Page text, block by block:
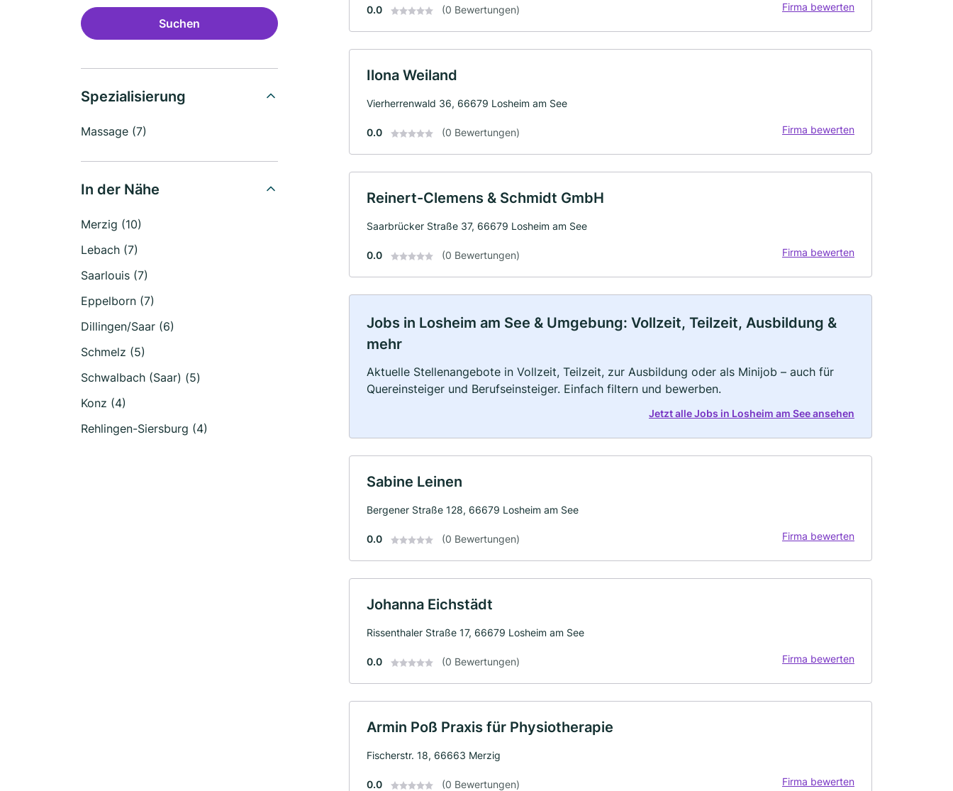
Suchen
Spezialisierung
Massage (7)
In der Nähe
Merzig (10)
Lebach (7)
Saarlouis (7)
Eppelborn (7)
Dillingen/Saar (6)
Schmelz (5)
Schwalbach (Saar) (5)
Konz (4)
Rehlingen-Siersburg (4)
0.0 (0 Bewertungen) Firma bewerten
Ilona Weiland
Vierherrenwald 36, 66679 Losheim am See
0.0 (0 Bewertungen) Firma bewerten
Reinert-Clemens & Schmidt GmbH
Saarbrücker Straße 37, 66679 Losheim am See
0.0 (0 Bewertungen) Firma bewerten
Jobs in Losheim am See & Umgebung: Vollzeit, Teilzeit, Ausbildung &
mehr
Aktuelle Stellenangebote in Vollzeit, Teilzeit, zur Ausbildung oder als Minijob – auch für
Quereinsteiger und Berufseinsteiger. Einfach filtern und bewerben.
Jetzt alle Jobs in Losheim am See ansehen
Sabine Leinen
Bergener Straße 128, 66679 Losheim am See
0.0 (0 Bewertungen) Firma bewerten
Johanna Eichstädt
Rissenthaler Straße 17, 66679 Losheim am See
0.0 (0 Bewertungen) Firma bewerten
Armin Poß Praxis für Physiotherapie
Fischerstr. 18, 66663 Merzig
0.0 (0 Bewertungen) Firma bewerten